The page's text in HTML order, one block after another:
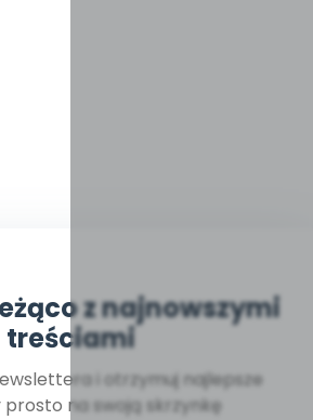
z najnowszymi
treściami
i otrzymuj najlepsze
prosto na swoją skrzynkę